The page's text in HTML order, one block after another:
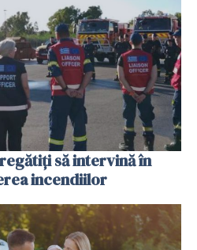
să intervină în
incendiilor